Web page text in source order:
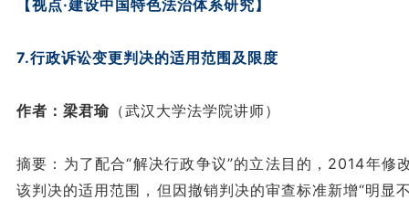
【视点·建设中国特色法治体系研究】
7.行政诉讼变更判决的适用范围及限度
作者：梁君瑜 （武汉大学法学院讲师）
摘要：为了配合“解决行政争议”的立法目的，2014年修
该判决的适用范围，但因撤销判决的审查标准新增“明显